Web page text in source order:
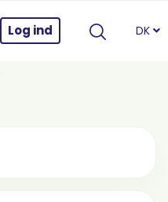
Log ind DK